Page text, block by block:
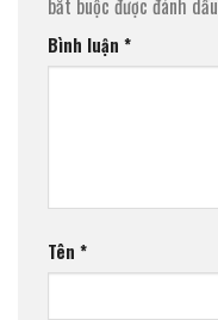
bắt buộc được đánh dấu
Bình luận *
Tên *